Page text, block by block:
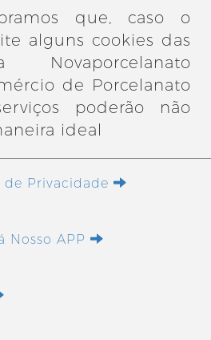
que, caso o
alguns cookies das
de Porcelanato
poderão não
ideal
de Privacidade
Nosso APP